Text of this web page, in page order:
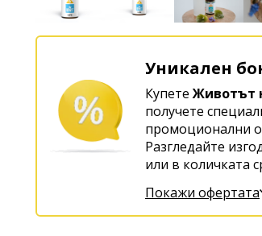
Уникален
КупетеЖивотът
получете
промоционални
Разгледайте
или в количката
Покажи офертата